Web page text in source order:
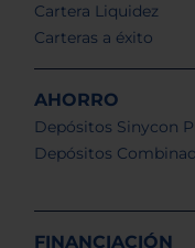
Cartera Liquidez
Carteras a éxito
AHORRO
Depósitos Sinycon
Depósitos
FINANCIACIÓN